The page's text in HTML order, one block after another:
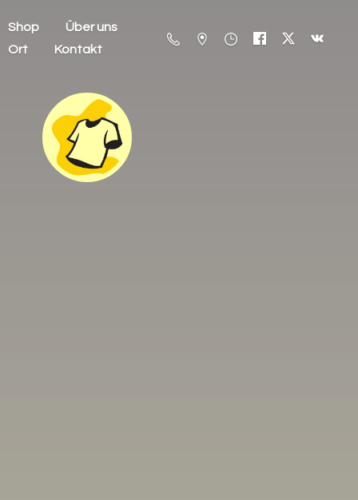
Shop
Über uns
Ort
Kontakt